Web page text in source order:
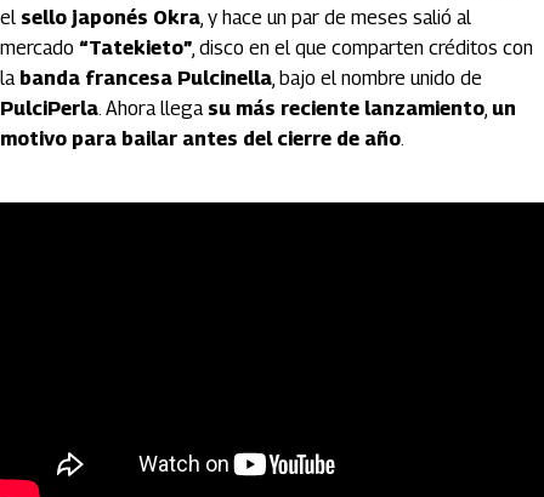
el sello japonés Okra, y hace un par de meses salió al
mercado “Tatekieto”, disco en el que comparten créditos con
la banda francesa Pulcinella, bajo el nombre unido de
PulciPerla. Ahora llega su más reciente lanzamiento, un
motivo para bailar antes del cierre de año.